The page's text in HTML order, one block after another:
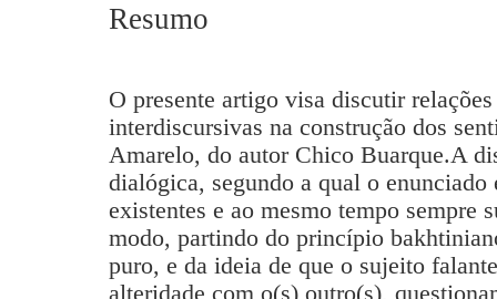
Resumo
O presente artigo visa discutir
interdiscursivas na construção dos
Amarelo, do autor Chico Buarque.A
dialógica, segundo a qual o
existentes e ao mesmo tempo sempre
modo, partindo do princípio
puro, e da ideia de que o sujeito
alteridade com o(s) outro(s),